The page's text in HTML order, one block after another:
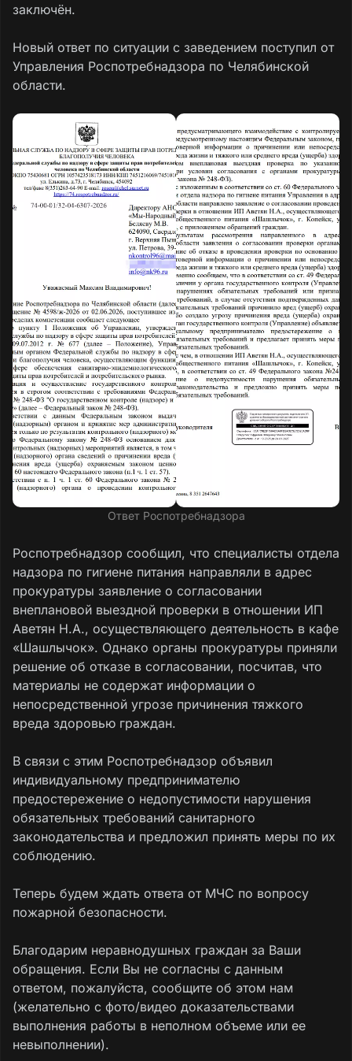
заключён.
Новый ответ по ситуации с заведением поступил от
Управления Роспотребнадзора по Челябинской
области.
Ответ Роспотребнадзора
Роспотребнадзор сообщил, что специалисты отдела
надзора по гигиене питания направляли в адрес
прокуратуры заявление о согласовании
внеплановой выездной проверки в отношении ИП
Аветян Н.А., осуществляющего деятельность в кафе
«Шашлычок». Однако органы прокуратуры приняли
решение об отказе в согласовании, посчитав, что
материалы не содержат информации о
непосредственной угрозе причинения тяжкого
вреда здоровью граждан.
В связи с этим Роспотребнадзор объявил
индивидуальному предпринимателю
предостережение о недопустимости нарушения
обязательных требований санитарного
законодательства и предложил принять меры по их
соблюдению.
Теперь будем ждать ответа от МЧС по вопросу
пожарной безопасности.
Благодарим неравнодушных граждан за Ваши
обращения. Если Вы не согласны с данным
ответом, пожалуйста, сообщите об этом нам
(желательно с фото/видео доказательствами
выполнения работы в неполном объеме или ее
невыполнении).